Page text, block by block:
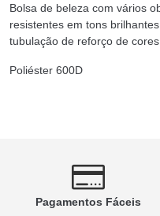
Bolsa de beleza com vários
resistentes em tons
tubulação de reforço de
Poliéster 600D
Pagamentos Fáceis